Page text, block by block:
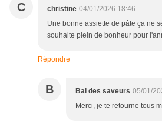
C christine 04/01/2026 18:46
Une bonne assiette de pâte ça ne
souhaite plein de bonheur pour
Répondre
B Bal des saveurs 05/01/
Merci, je te retourne tous